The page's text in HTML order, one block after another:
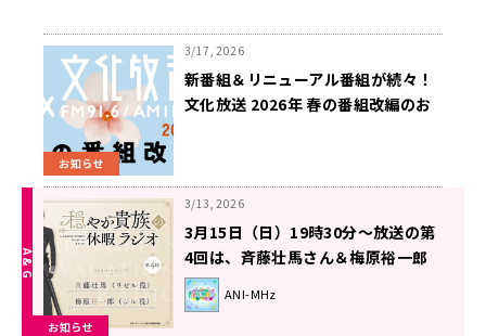
お知らせ
3/17, 2026
新番組＆リニューアル番組が続々！
文化放送 2026年 春の番組改編のお
お知らせ
3/13, 2026
3月15日（日）19時30分～放送の第
4回は、斉藤壮馬さん＆梅原裕一郎
さんが担当！【穏やか貴族の休暇ラ
ジオ】
ANI-MHz